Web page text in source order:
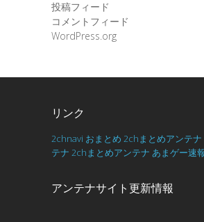
投稿フィード
コメントフィード
WordPress.org
リンク
2chnavi おまとめ 2chまとめアンテナ
テナ 2chまとめアンテナ あまゲー速
アンテナサイト更新情報